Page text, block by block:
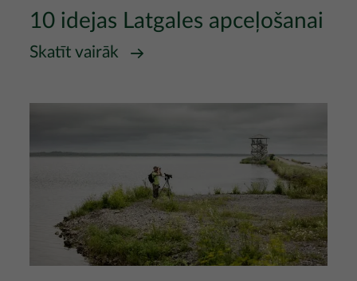
10 idejas Latgales apceļošanai
Skatīt vairāk